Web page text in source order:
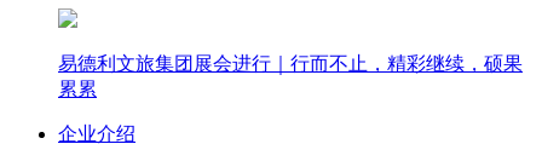
易德利文旅集团展会进行｜行而不止，精彩继续，硕果
累累
企业介绍